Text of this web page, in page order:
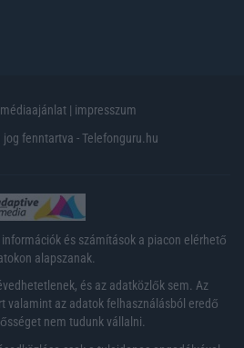
médiaajánlat | impresszum
fenntartva - Telefonguru.hu
és számítások a piacon elérhető
alapszanak.
és az adatközlők sem. Az
valamint az adatok felhasználásból eredő
nem tudunk vállalni.